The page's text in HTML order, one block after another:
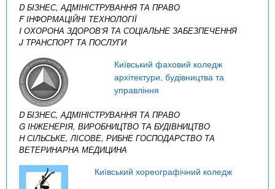
D БІЗНЕС, АДМІНІСТРУВАННЯ ТА ПРАВО
F ІНФОРМАЦІЙНІ ТЕХНОЛОГІЇ
I ОХОРОНА ЗДОРОВ’Я ТА СОЦІАЛЬНЕ ЗАБЕЗПЕЧЕННЯ
J ТРАНСПОРТ ТА ПОСЛУГИ
Київський фаховий коледж
архітектури, будівництва та
управління
D БІЗНЕС, АДМІНІСТРУВАННЯ ТА ПРАВО
G ІНЖЕНЕРІЯ, ВИРОБНИЦТВО ТА БУДІВНИЦТВО
H СІЛЬСЬКЕ, ЛІСОВЕ, РИБНЕ ГОСПОДАРСТВО ТА
ВЕТЕРИНАРНА МЕДИЦИНА
Київський хореографічний коледж